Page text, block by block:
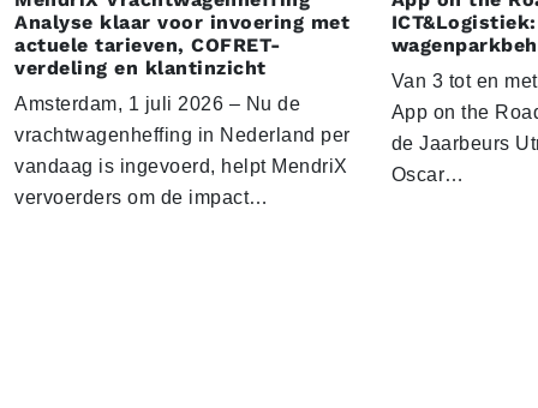
Analyse klaar voor invoering met
actuele tarieven, COFRET-
verdeling en klantinzicht
Amsterdam, 1 juli 2026 – Nu de
vrachtwagenheffing in Nederland per
vandaag is ingevoerd, helpt MendriX
vervoerders om de impact…
Van 3 tot en
App on the
de Jaarbeurs
Oscar…